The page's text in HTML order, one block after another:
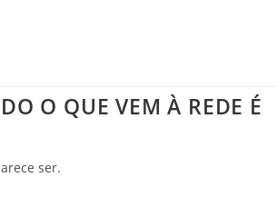
O QUE VEM À REDE É
ser.